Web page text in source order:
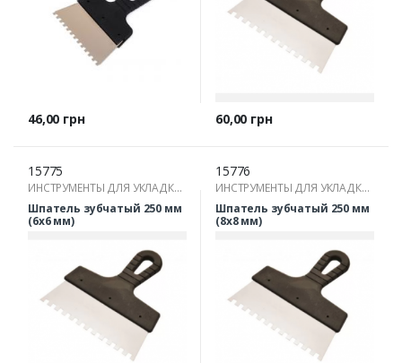
Цена
46,00 грн Цена
60,00 грн
15775
ИНСТРУМЕНТЫ ДЛЯ УКЛАДКИ
ПЛИТКИ
Шпатель зубчатый 250 мм
(6х6 мм)
15776
ИНСТРУМЕНТЫ ДЛЯ УКЛАДКИ
ПЛИТКИ
Шпатель зубчатый 250 мм
(8х8 мм)